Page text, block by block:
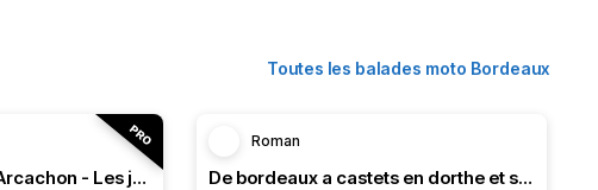
Toutes les balades moto Bordeaux
RT n°18 Le Bassin d’Arcachon - Les jardins d’Épicure
Roman
De bordeaux a castets en dorthe et ses écluses